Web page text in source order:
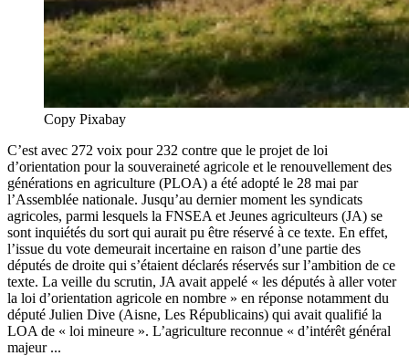
Copy Pixabay
C’est avec 272 voix pour 232 contre que le projet de loi
d’orientation pour la souveraineté agricole et le renouvellement des
générations en agriculture (PLOA) a été adopté le 28 mai par
l’Assemblée nationale. Jusqu’au dernier moment les syndicats
agricoles, parmi lesquels la FNSEA et Jeunes agriculteurs (JA) se
sont inquiétés du sort qui aurait pu être réservé à ce texte. En effet,
l’issue du vote demeurait incertaine en raison d’une partie des
députés de droite qui s’étaient déclarés réservés sur l’ambition de ce
texte. La veille du scrutin, JA avait appelé « les députés à aller voter
la loi d’orientation agricole en nombre » en réponse notamment du
député Julien Dive (Aisne, Les Républicains) qui avait qualifié la
LOA de « loi mineure ». L’agriculture reconnue « d’intérêt général
majeur ...